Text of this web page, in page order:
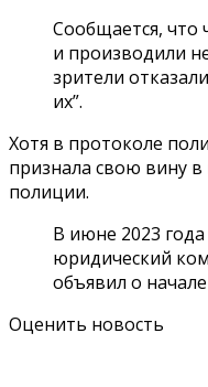
Сообщается, что
и производили
зрители
их”.
Хотя в протоколе
признала свою вину
полиции.
В июне 2023
юридический
объявил о
Оценить новость